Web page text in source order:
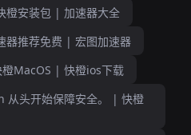
橙安装包 | 加速器大全
器推荐免费 | 宏图加速器
MacOS | 快橙ios下载
从头开始保障安全。 | 快橙